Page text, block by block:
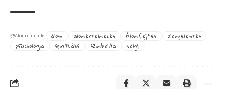
Álom címkék: álom álomértelmezés Álomfejtés
álomjelentés
pszichológia
spirituális szimbolika völgy